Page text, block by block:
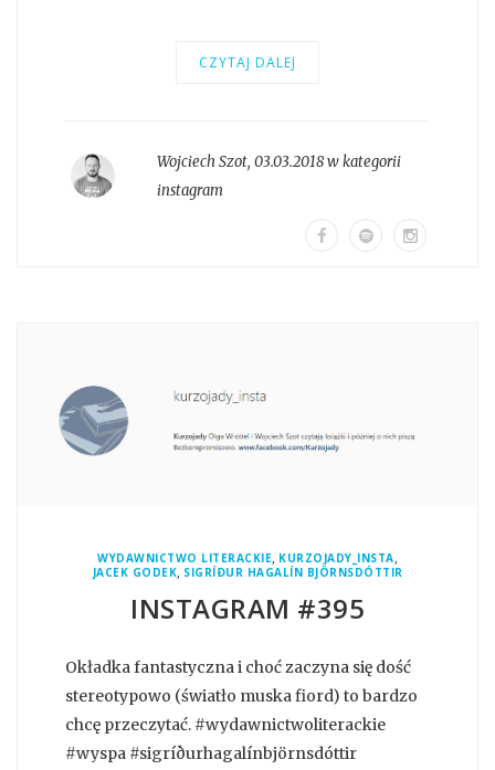
CZYTAJ DALEJ
Wojciech Szot, 03.03.2018 w kategorii
instagram
WYDAWNICTWO LITERACKIE, KURZOJADY_INSTA,
JACEK GODEK, SIGRÍÐUR HAGALÍN BJÖRNSDÓTTIR
INSTAGRAM #395
Okładka fantastyczna i choć zaczyna się dość
stereotypowo (światło muska fiord) to bardzo
chcę przeczytać. #wydawnictwoliterackie
#wyspa #sigríðurhagalínbjörnsdóttir